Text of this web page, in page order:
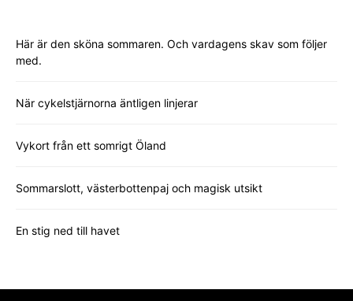
Här är den sköna sommaren. Och vardagens skav som följer
med.
När cykelstjärnorna äntligen linjerar
Vykort från ett somrigt Öland
Sommarslott, västerbottenpaj och magisk utsikt
En stig ned till havet